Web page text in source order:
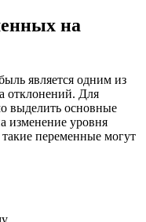
на
является одним из
отклонений. Для
выделить основные
изменение уровня
переменные могут